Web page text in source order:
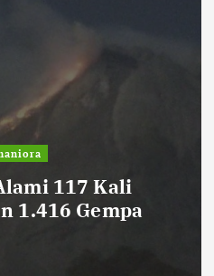
117 Kali
1.416 Gempa